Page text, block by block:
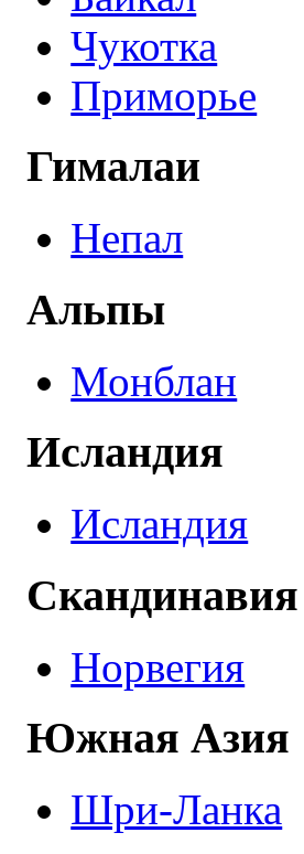
Чукотка
Приморье
Гималаи
Непал
Альпы
Монблан
Исландия
Исландия
Скандинавия
Норвегия
Южная Азия
Шри-Ланка